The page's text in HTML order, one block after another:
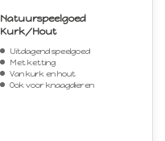
Natuurspeelgoed
Kurk/Hout
Uitdagend speelgoed
Met ketting
Van kurk en hout
Ook voor knaagdieren